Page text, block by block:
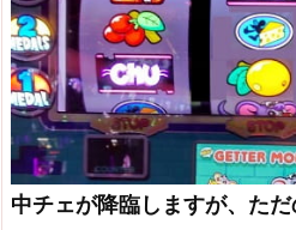
中チェが降臨しますが、ただ